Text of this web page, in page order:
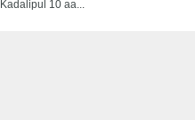
Kadalipul 10 aa...